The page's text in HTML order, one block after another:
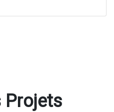
Projets